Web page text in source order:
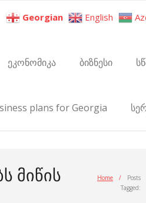
ეკონომიკა ბიზნესი
plans for Georgia
ᲛᲘᲬᲘᲡ Home /
Posts
Tagged:
Georgian English